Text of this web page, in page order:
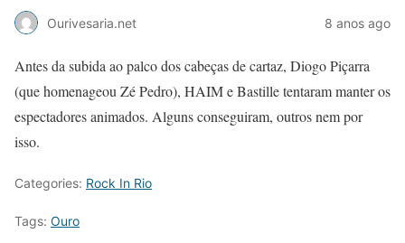
Ourivesaria.net 8 anos ago
Antes da subida ao palco dos cabeças de cartaz, Diogo Piçarra
(que homenageou Zé Pedro), HAIM e Bastille tentaram manter os
espectadores animados. Alguns conseguiram, outros nem por
isso.
Categories: Rock In Rio
Tags: Ouro